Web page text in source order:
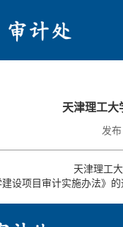
天津理工大
发
天津理工
设项目审计实施办法》